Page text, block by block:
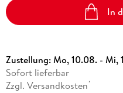
In
Zustellung:Mo, 10.08. - Mi,
Sofort lieferbar
Zzgl. Versandkosten *